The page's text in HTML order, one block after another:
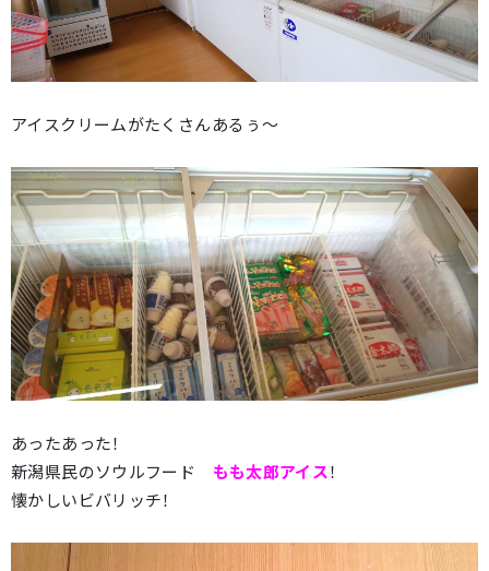
アイスクリームがたくさんあるぅ～
あったあった！
新潟県民のソウルフード もも太郎アイス！
懐かしいビバリッチ！